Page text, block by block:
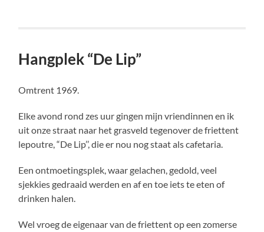
Hangplek “De Lip”
Omtrent 1969.
Elke avond rond zes uur gingen mijn vriendinnen en ik
uit onze straat naar het grasveld tegenover de friettent
lepoutre, “De Lip’’, die er nou nog staat als cafetaria.
Een ontmoetingsplek, waar gelachen, gedold, veel
sjekkies gedraaid werden en af en toe iets te eten of
drinken halen.
Wel vroeg de eigenaar van de friettent op een zomerse